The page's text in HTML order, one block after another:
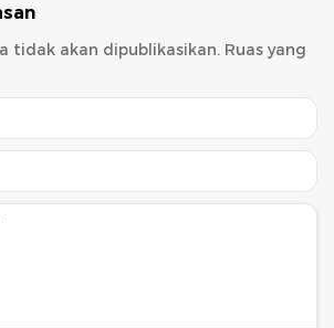
tidak akan dipublikasikan. Ruas yang